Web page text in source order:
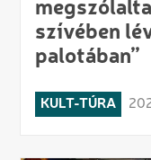
szívében
palotában”
KULT-TÚRA